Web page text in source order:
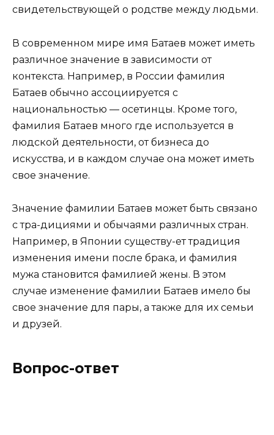
свидетельствующей о родстве между людьми.
В современном мире имя Батаев может иметь
различное значение в зависимости от
контекста. Например, в России фамилия
Батаев обычно ассоциируется с
национальностью — осетинцы. Кроме того,
фамилия Батаев много где используется в
людской деятельности, от бизнеса до
искусства, и в каждом случае она может иметь
свое значение.
Значение фамилии Батаев может быть связано
с тра-дициями и обычаями различных стран.
Например, в Японии существу-ет традиция
изменения имени после брака, и фамилия
мужа становится фамилией жены. В этом
случае изменение фамилии Батаев имело бы
свое значение для пары, а также для их семьи
и друзей.
Вопрос-ответ